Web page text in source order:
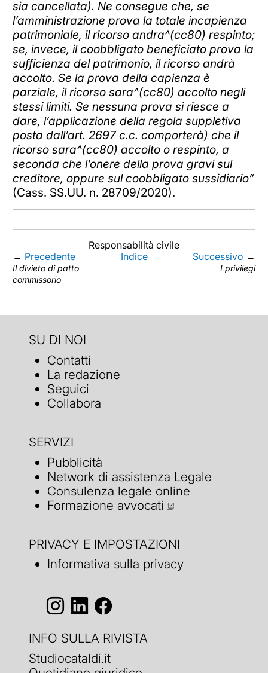
sia cancellata). Ne consegue che, se
l’amministrazione prova la totale incapienza
patrimoniale, il ricorso andra^(cc80) respinto;
se, invece, il coobbligato beneficiato prova la
sufficienza del patrimonio, il ricorso andrà
accolto. Se la prova della capienza è
parziale, il ricorso sara^(cc80) accolto negli
stessi limiti. Se nessuna prova si riesce a
dare, l’applicazione della regola suppletiva
posta dall’art. 2697 c.c. comporterà) che il
ricorso sara^(cc80) accolto o respinto, a
seconda che l’onere della prova gravi sul
creditore, oppure sul coobbligato sussidiario”
(Cass. SS.UU. n. 28709/2020).
Responsabilità civile
← Precedente
Il divieto di patto
commissorio
Indice Successivo →
I privilegi
SU DI NOI
Contatti
La redazione
Seguici
Collabora
SERVIZI
Pubblicità
Network di assistenza Legale
Consulenza legale online
Formazione avvocati
PRIVACY E IMPOSTAZIONI
Informativa sulla privacy
INFO SULLA RIVISTA
Studiocataldi.it